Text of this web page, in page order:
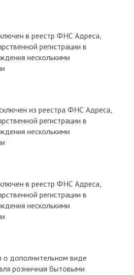
в реестр ФНС Адреса,
регистрации в
несколькими
из реестра ФНС Адреса,
регистрации в
несколькими
в реестр ФНС Адреса,
регистрации в
несколькими
о дополнительном виде
розничная бытовыми